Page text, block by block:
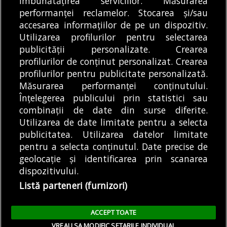
Generale, după ce
împreună cu...
ALEXANDRU STAN 08/08/2026
circulație trei trenuri
Intercity...
DEREDACȚIA BULETIN DE
BUCUREȘTI
08/08/2026
MODIFICĂ SETĂRILE COOKIES
© Copyright 2025 - Buletin de București.
Găzduit dePresslabs.com. Powered by TRS Design.
Despre
Noi
Media
Kit
Politică De
Confidențialitate
Cookie
Policy (EU)
Cookie
Policy
Tweet
Facebook
Share this selection
Tweet
performanței reclamelor. Stocarea și/sau
accesarea informațiilor de pe un dispozitiv.
Utilizarea profilurilor pentru selectarea
publicității personalizate. Crearea
profilurilor de conținut personalizat. Crearea
profilurilor pentru publicitate personalizată.
Măsurarea performanței conținutului.
Înțelegerea publicului prin statistici sau
combinații de date din surse diferite.
Utilizarea de date limitate pentru a selecta
publicitatea. Utilizarea datelor limitate
pentru a selecta conținutul. Date precise de
geolocație și identificarea prin scanarea
dispozitivului.
Listă parteneri (furnizori)
ACCEPT TOATE